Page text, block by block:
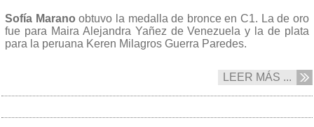
Sofía Marano obtuvo la medalla de bronce en C1. La de oro
fue para Maira Alejandra Yañez de Venezuela y la de plata
para la peruana Keren Milagros Guerra Paredes.
LEER MÁS ...